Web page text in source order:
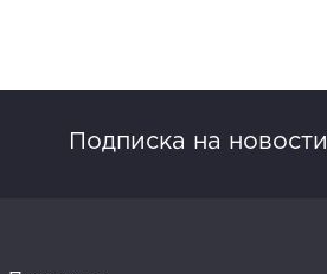
Подписка на новости